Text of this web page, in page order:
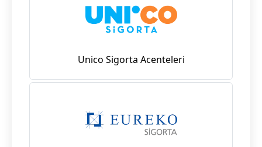
Unico Sigorta Acenteleri